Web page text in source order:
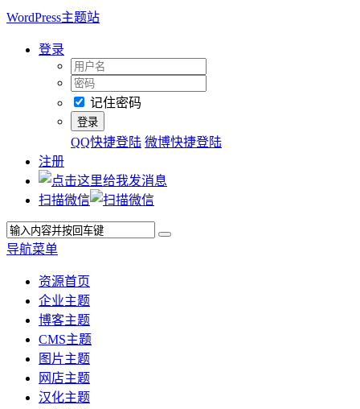
WordPress主题站
登录
记住密码
QQ快捷登陆 微博快捷登陆
注册
扫描微信
导航菜单
资源首页
企业主题
博客主题
CMS主题
图片主题
网店主题
汉化主题